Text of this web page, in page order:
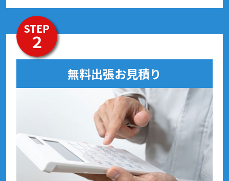
STEP
２
無料出張お見積り